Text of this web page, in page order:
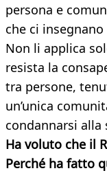
persona e
che ci
Non li applica
resista la
tra persone,
un’unica
condannarsi alla
Ha voluto che il
Perché ha fatto